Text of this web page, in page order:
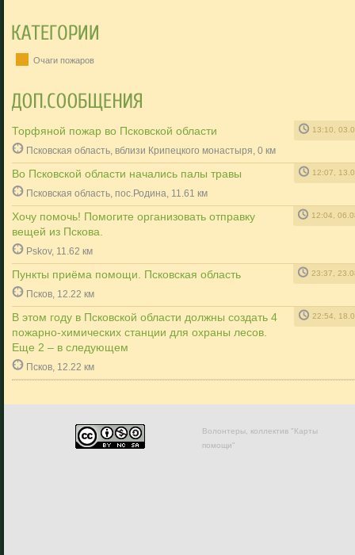
Очаги пожаров
Торфяной пожар во Псковской области 13:10,
Псковская область, вблизи Крипецкого монастыря, 0 км
Во Псковской области начались палы травы 12:07,
Псковская область, пос.Родина, 11.61 км
Xочу помочь! Помогите организовать отправку
вещей из Пскова.
12:04,
Pskov, 11.62 км
Пункты приёма помощи. Псковская область 23:37,
Псков, 12.22 км
В этом году в Псковской области должны создать 4
пожарно-химических станции для охраны лесов.
Еще 2 – в следующем
22:54,
Псков, 12.22 км
Волонтеры, коллектив "Карты
помощи"